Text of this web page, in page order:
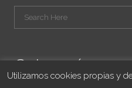
Categorías
Utilizamos cookies propias y